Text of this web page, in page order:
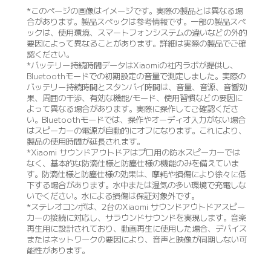
*このページの画像はイメージです。実際の製品とは異なる場
合があります。製品スペックは参考情報です。一部の製品スペ
ックは、使用環境、スマートフォンシステムの違いなどの外的
要因によって異なることがあります。詳細は実際の製品でご確
認ください。
*バッテリー持続時間データはXiaomiの社内ラボが提供し、
Bluetoothモードでの初期設定の音量で測定しました。実際の
バッテリー持続時間とスタンバイ時間は、音量、音源、音響効
果、周囲の干渉、有効な機能/モード、使用習慣などの要因に
よって異なる場合があります。実際に操作してご確認くださ
い。Bluetoothモードでは、操作やオーディオ入力がない場合
はスピーカーの電源が自動的にオフになります。これにより、
製品の使用時間が延長されます。
*Xiaomi サウンドアウトドアはプロ用の防水スピーカーでは
なく、基本的な防滴仕様と防塵仕様の機能のみを備えていま
す。防滴仕様と防塵仕様の効果は、摩耗や損傷により徐々に低
下する場合があります。水中または湿気の多い環境で充電しな
いでください。水による損傷は保証対象外です。
*ステレオコンボは、2台のXiaomi サウンドアウトドアスピー
カーの接続に対応し、サラウンドサウンドを実現します。音楽
再生用に設計されており、動画再生に使用した場合、デバイス
またはネットワークの要因により、音声と映像が同期しない可
能性があります。